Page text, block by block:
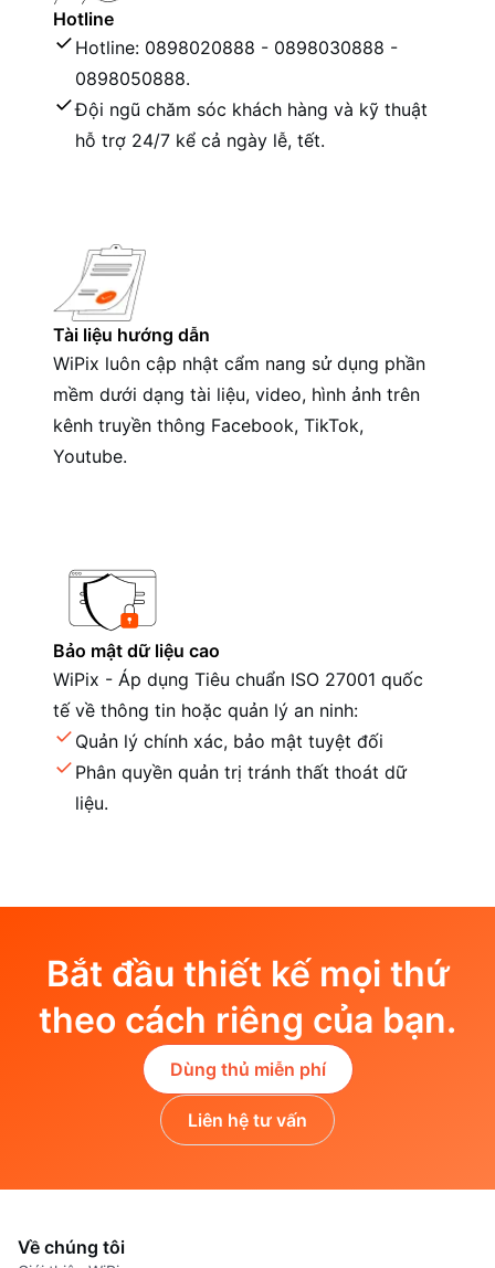
Hotline
Hotline: 0898020888 - 0898030888 -
0898050888.
Đội ngũ chăm sóc khách hàng và kỹ thuật
hỗ trợ 24/7 kể cả ngày lễ, tết.
Tài liệu hướng dẫn
WiPix luôn cập nhật cẩm nang sử dụng phần
mềm dưới dạng tài liệu, video, hình ảnh trên
kênh truyền thông Facebook, TikTok,
Youtube.
Bảo mật dữ liệu cao
WiPix - Áp dụng Tiêu chuẩn ISO 27001 quốc
tế về thông tin hoặc quản lý an ninh:
Quản lý chính xác, bảo mật tuyệt đối
Phân quyền quản trị tránh thất thoát dữ
liệu.
Bắt đầu thiết kế mọi thứ
theo cách riêng của bạn.
Dùng thủ miễn phí
Liên hệ tư vấn
Về chúng tôi